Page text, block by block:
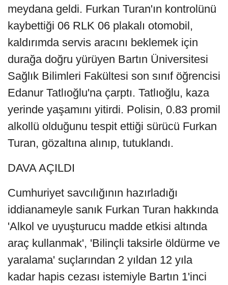
meydana geldi. Furkan Turan'ın kontrolünü
kaybettiği 06 RLK 06 plakalı otomobil,
kaldırımda servis aracını beklemek için
durağa doğru yürüyen Bartın Üniversitesi
Sağlık Bilimleri Fakültesi son sınıf öğrencisi
Edanur Tatlıoğlu'na çarptı. Tatlıoğlu, kaza
yerinde yaşamını yitirdi. Polisin, 0.83 promil
alkollü olduğunu tespit ettiği sürücü Furkan
Turan, gözaltına alınıp, tutuklandı.
DAVA AÇILDI
Cumhuriyet savcılığının hazırladığı
iddianameyle sanık Furkan Turan hakkında
'Alkol ve uyuşturucu madde etkisi altında
araç kullanmak', 'Bilinçli taksirle öldürme ve
yaralama' suçlarından 2 yıldan 12 yıla
kadar hapis cezası istemiyle Bartın 1'inci